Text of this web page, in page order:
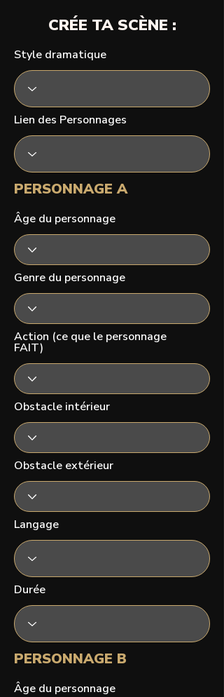
CRÉE TA SCÈNE :
Style dramatique
Lien des Personnages
PERSONNAGE A
Âge du personnage
Genre du personnage
Action (ce que le personnage
FAIT)
Obstacle intérieur
Obstacle extérieur
Langage
Durée
PERSONNAGE B
Âge du personnage